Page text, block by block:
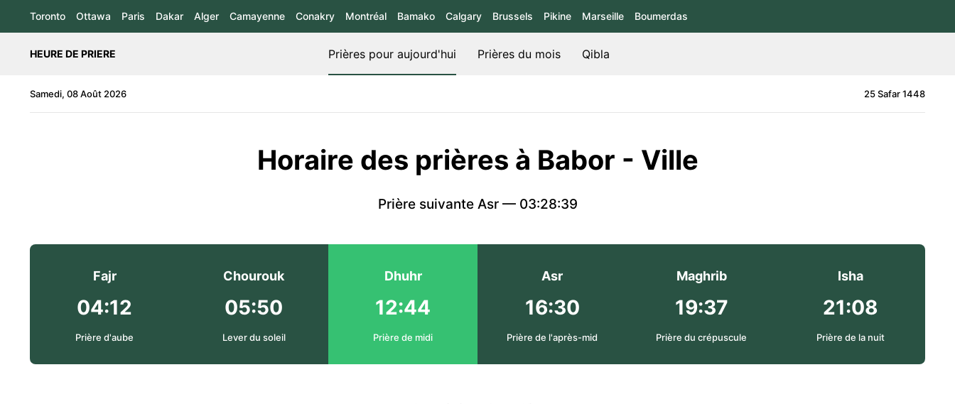
Toronto Ottawa Paris Dakar Alger Camayenne Conakry Montréal Bamako Calgary Brussels Pikine Marseille Boumerdas
HEURE DE PRIERE Prières pour aujourd'hui Prières du mois Qibla
Samedi, 08 Août 2026 25 Safar 1448
Horaire des prières à Babor - Ville
Prière suivante Asr — 03:28:39
Fajr
04:12
Prière d'aube
Chourouk
05:50
Lever du soleil
Dhuhr
12:44
Prière de midi
Asr
16:30
Prière de l'après-mid
Maghrib
19:37
Prière du crépuscule
Isha
21:08
Prière de la nuit